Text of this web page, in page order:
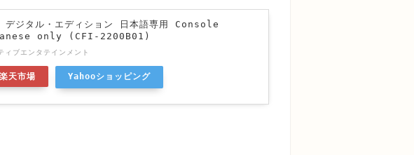
タル・エディション 日本語専用 Console
only (CFI-2200B01)
ィブエンタテインメント
楽天市場 Yahooショッピング